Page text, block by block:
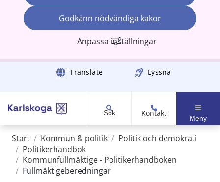
Godkänn nödvändiga kakor
Anpassa inställningar
Gå till innehåll Translate Lyssna
Sök Kontakt
Meny
Start / Kommun & politik / Politik och demokrati
/ Politikerhandbok
/ Kommunfullmäktige - Politikerhandboken
/ Fullmäktigeberedningar